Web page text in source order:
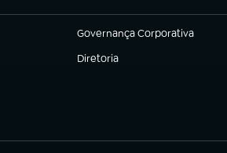
Governança Corporativa
(abre em nova aba)
Diretoria
(abre em nova aba)